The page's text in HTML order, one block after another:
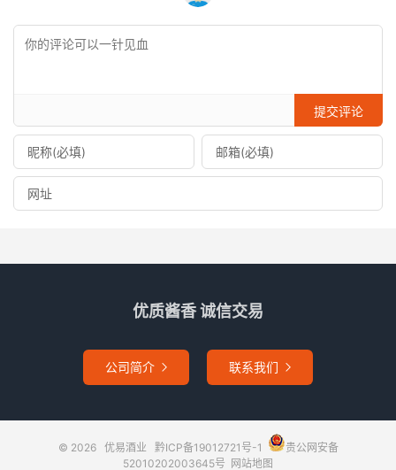
提交评论
优质酱香 诚信交易
公司简介  联系我们 
© 2026 优易酒业 黔ICP备19012721号-1
贵公网安备
52010202003645号 网站地图